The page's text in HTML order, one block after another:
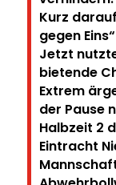
Kurz
gegen
Jetzt
bietende
Extrem
der Pause
Halbzeit 2
Eintracht